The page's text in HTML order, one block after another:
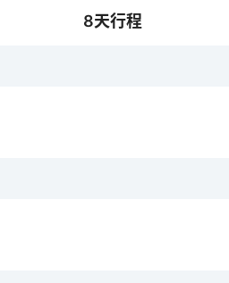
8天行程